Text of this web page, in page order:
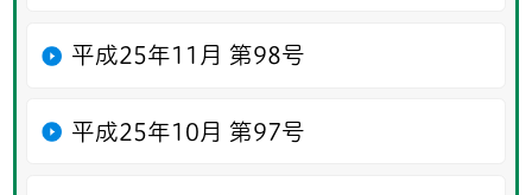
平成25年11月 第98号
平成25年10月 第97号